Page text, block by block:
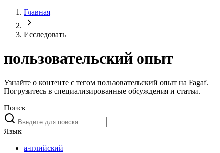
Главная
Исследовать
пользовательский опыт
Узнайте о контенте с тегом пользовательский опыт на Fagaf.
Погрузитесь в специализированные обсуждения и статьи.
Поиск
Язык
английский